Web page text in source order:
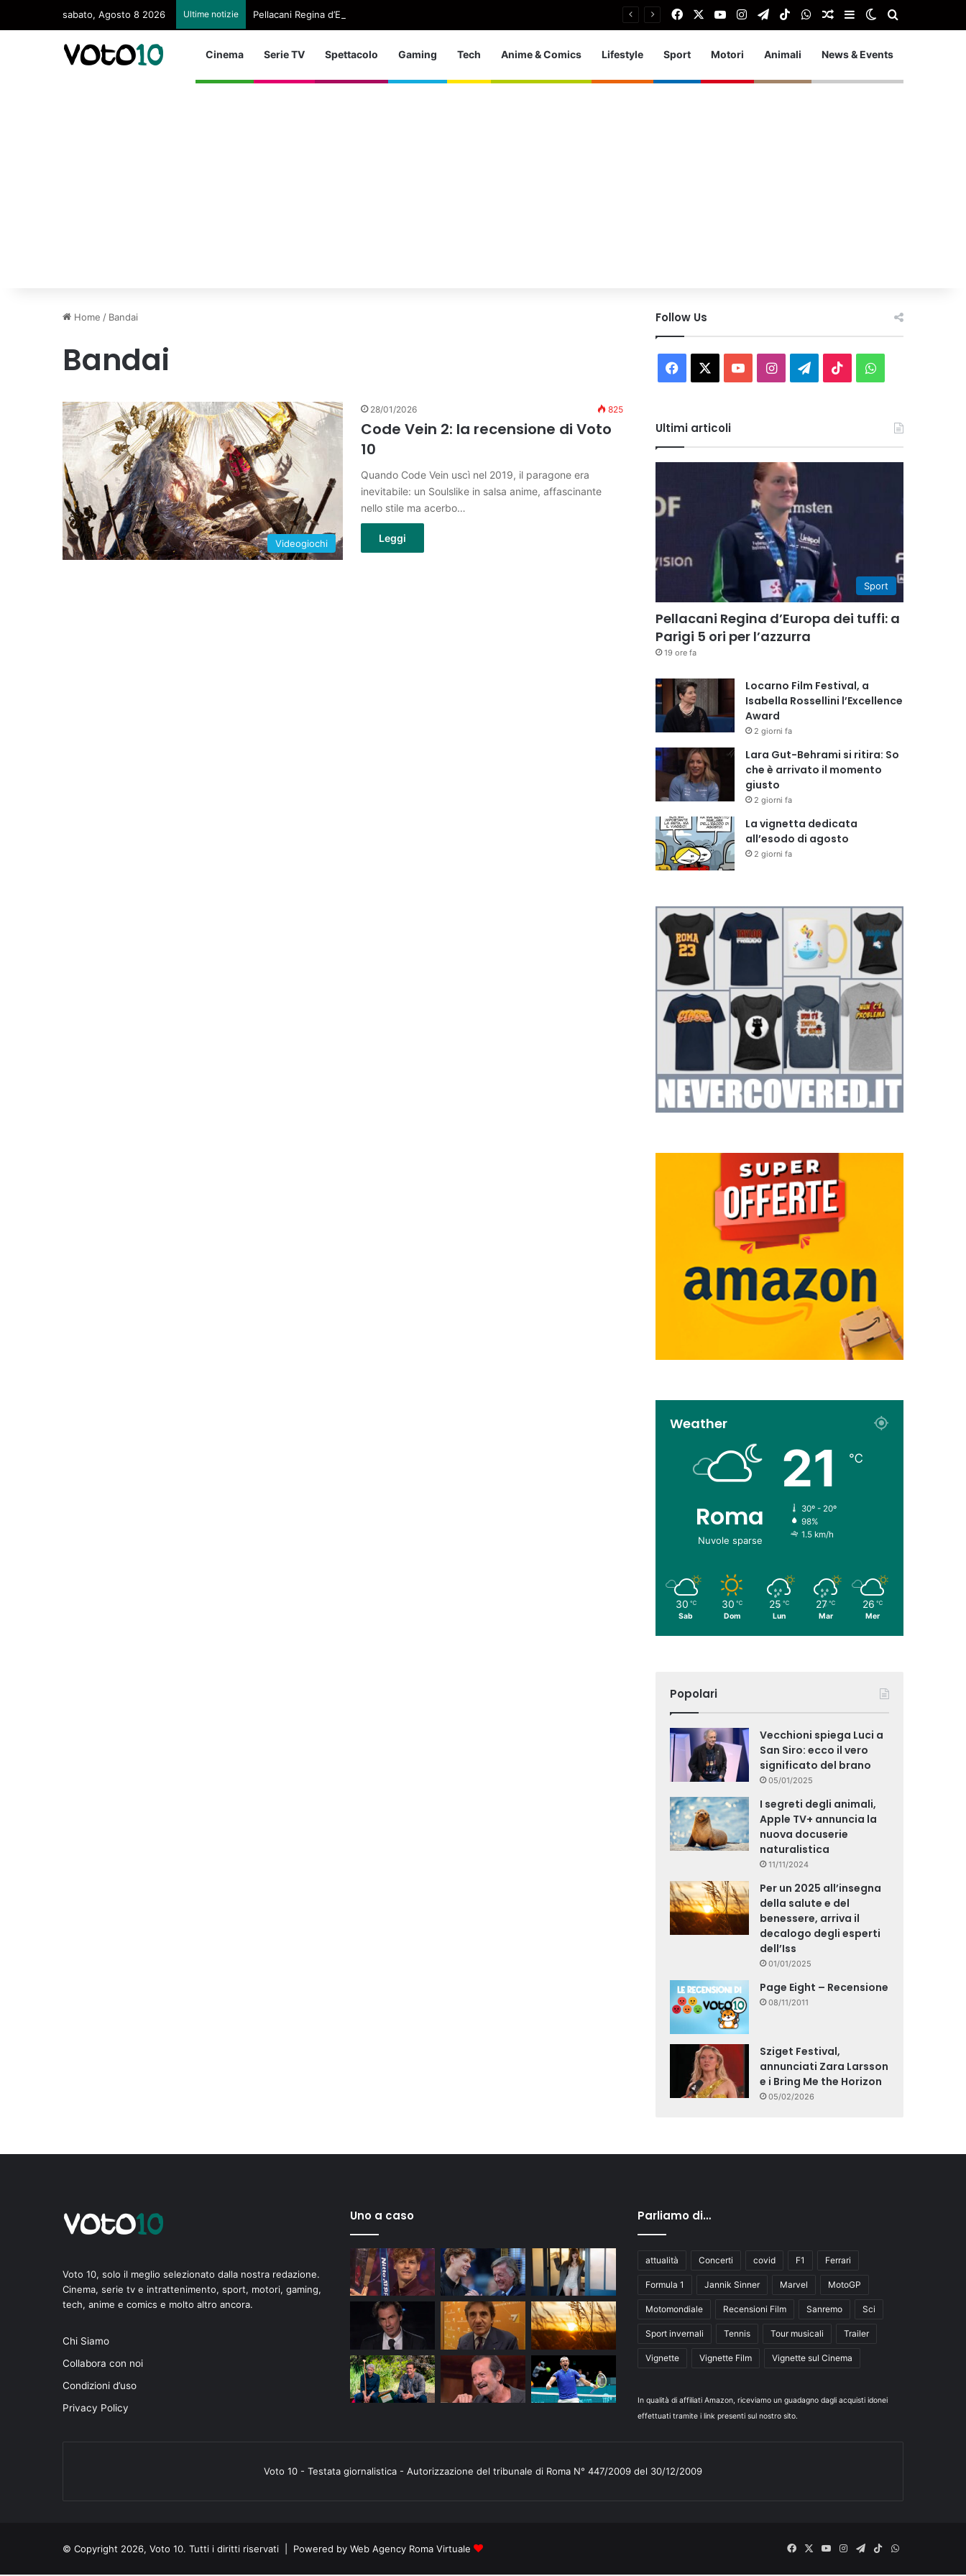
sabato, Agosto 8 2026 Ultime notizie Pellacani Regina d’Europa dei tuffi: a Parigi 5 ori per l’azzurra FacebookYou TubeInstagram
TelegramTikTokWhatsApp
Articolo Random
Barra laterale
Cambia aspetto
Cinema Serie TV Spettacolo Gaming Tech Anime & Comics Lifestyle Sport Motori Animali News & Events
Home / Bandai
Bandai
Videogiochi
28/01/2026 825
Code Vein 2: la recensione di Voto
10
Quando Code Vein uscì nel 2019, il paragone era
inevitabile: un Soulslike in salsa anime, affascinante
nello stile ma acerbo…
Leggi
Follow Us
Facebook You InstagramTelegram
TikTokWhatsApp
Ultimi articoli
Sport
Pellacani Regina d’Europa dei tuffi: a
Parigi 5 ori per l’azzurra
19 ore fa
Locarno Film Festival, a
Isabella Rossellini l’Excellence
Award
2 giorni fa
Lara Gut-Behrami si ritira: So
che è arrivato il momento
giusto
2 giorni fa
La vignetta dedicata
all’esodo di agosto
2 giorni fa
Weather
Roma
Nuvole sparse
21 ℃
30º - 20º
98%
1.5 km/h
30 ℃
Sab
30 ℃
Dom
25 ℃
Lun
27 ℃
Mar
26 ℃
Mer
Popolari
Vecchioni spiega Luci a
San Siro: ecco il vero
significato del brano
05/01/2025
I segreti degli animali,
Apple TV+ annuncia la
nuova docuserie
naturalistica
11/11/2024
Per un 2025 all’insegna
della salute e del
benessere, arriva il
decalogo degli esperti
dell’Iss
01/01/2025
Page Eight – Recensione
08/11/2011
Sziget Festival,
annunciati Zara Larsson
e i Bring Me the Horizon
05/02/2026
Voto 10, solo il meglio selezionato dalla nostra redazione.
Cinema, serie tv e intrattenimento, sport, motori, gaming,
tech, anime e comics e molto altro ancora.
Chi Siamo
Collabora con noi
Condizioni d’uso
Privacy Policy
Uno a caso Parliamo di…
attualità Concerti covid F1 Ferrari
Formula 1 Jannik Sinner Marvel MotoGP
Motomondiale Recensioni Film Sanremo Sci
Sport invernali Tennis Tour musicali Trailer
Vignette Vignette Film Vignette sul Cinema
In qualità di affiliati Amazon, riceviamo un guadagno dagli acquisti idonei
effettuati tramite i link presenti sul nostro sito.
Voto 10 - Testata giornalistica - Autorizzazione del tribunale di Roma N° 447/2009 del 30/12/2009
© Copyright 2026, Voto 10. Tutti i diritti riservati | Powered by Web Agency Roma Virtuale Facebook
X
YouInstagram
Telegram
TikTokWhatsApp